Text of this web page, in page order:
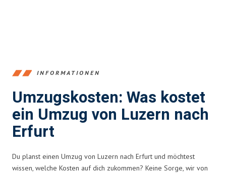
INFORMATIONEN
Umzugskosten: Was kostet
ein Umzug von Luzern nach
Erfurt
Du planst einen Umzug von Luzern nach Erfurt und möchtest
wissen, welche Kosten auf dich zukommen? Keine Sorge, wir von